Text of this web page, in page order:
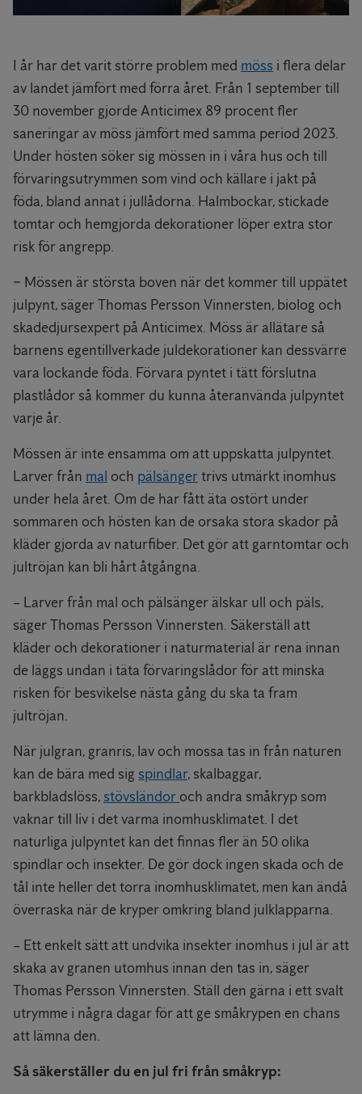
I år har det varit större problem med möss i flera delar
av landet jämfört med förra året. Från 1 september till
30 november gjorde Anticimex 89 procent fler
saneringar av möss jämfört med samma period 2023.
Under hösten söker sig mössen in i våra hus och till
förvaringsutrymmen som vind och källare i jakt på
föda, bland annat i jullådorna. Halmbockar, stickade
tomtar och hemgjorda dekorationer löper extra stor
risk för angrepp.
− Mössen är största boven när det kommer till uppätet
julpynt, säger Thomas Persson Vinnersten, biolog och
skadedjursexpert på Anticimex. Möss är allätare så
barnens egentillverkade juldekorationer kan dessvärre
vara lockande föda. Förvara pyntet i tätt förslutna
plastlådor så kommer du kunna återanvända julpyntet
varje år.
Mössen är inte ensamma om att uppskatta julpyntet.
Larver från mal och pälsängertrivs utmärkt inomhus
under hela året. Om de har fått äta ostört under
sommaren och hösten kan de orsaka stora skador på
kläder gjorda av naturfiber. Det gör att garntomtar och
jultröjan kan bli hårt åtgångna.
– Larver från mal och pälsänger älskar ull och päls,
säger Thomas Persson Vinnersten. Säkerställ att
kläder och dekorationer i naturmaterial är rena innan
de läggs undan i täta förvaringslådor för att minska
risken för besvikelse nästa gång du ska ta fram
jultröjan.
När julgran, granris, lav och mossa tas in från naturen
kan de bära med sig spindlar, skalbaggar,
barkbladslöss,stövsländor och andra småkryp som
vaknar till liv i det varma inomhusklimatet. I det
naturliga julpyntet kan det finnas fler än 50 olika
spindlar och insekter. De gör dock ingen skada och de
tål inte heller det torra inomhusklimatet, men kan ändå
överraska när de kryper omkring bland julklapparna.
– Ett enkelt sätt att undvika insekter inomhus i jul är att
skaka av granen utomhus innan den tas in, säger
Thomas Persson Vinnersten. Ställ den gärna i ett svalt
utrymme i några dagar för att ge småkrypen en chans
att lämna den.
Så säkerställer du en jul fri från småkryp: